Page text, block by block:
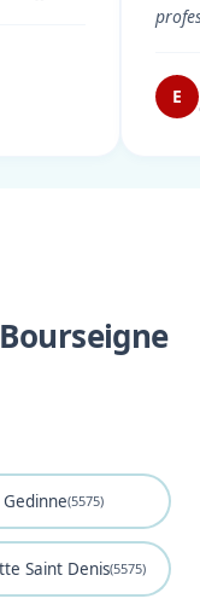
E
Gedinne(5575)
Saint Denis(5575)